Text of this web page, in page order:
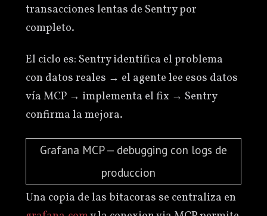
transacciones lentas de Sentry por
completo.
El ciclo es: Sentry identifica el problema
con datos reales → el agente lee esos datos
vía MCP → implementa el fix → Sentry
confirma la mejora.
Grafana MCP — debugging con logs de
produccion
Una copia de las bitacoras se centraliza en